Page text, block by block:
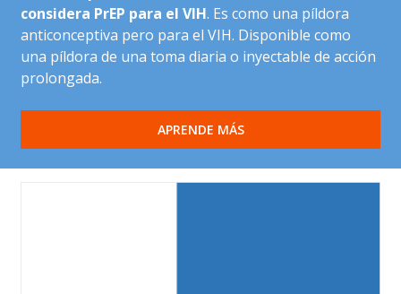
considera PrEP para el VIH. Es como una píldora
anticonceptiva pero para el VIH. Disponible como
una píldora de una toma diaria o inyectable de acción
prolongada.
APRENDE MÁS